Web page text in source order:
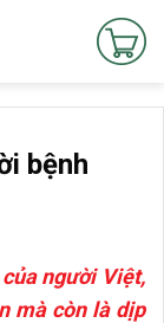
bệnh
người Việt,
mà còn là dịp